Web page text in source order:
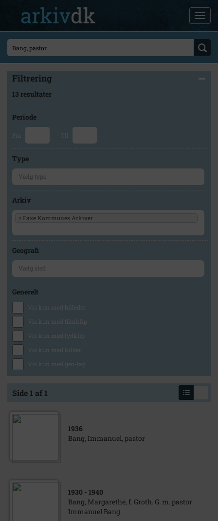
Filtrering
13 resultater
Periode
Fra Til
Type
Arkiv
× Faxe Kommunes Arkiver
Geografi
Generelt
Vis kun med billeder
Vis kun med filmklip
Vis kun med lydklip
Vis kun med kilder
Vis kun med geo-tag
Side 1 af 1
1936
Bang, Immanuel, pastor
1930 - 1940
Bang, Margarethe, f. Groth. G. m. pastor
Immanuel Bang.